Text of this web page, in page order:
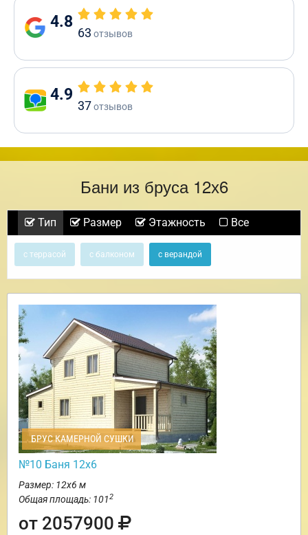
4.8
63 отзывов
4.9
37отзывов
Бани из бруса 12х6
Тип Размер Этажность Все
с террасой с балконом с верандой
БРУС КАМЕРНОЙ СУШКИ
№10 Баня 12х6
Размер: 12х6 м
Общая площадь: 1012
от 2057900